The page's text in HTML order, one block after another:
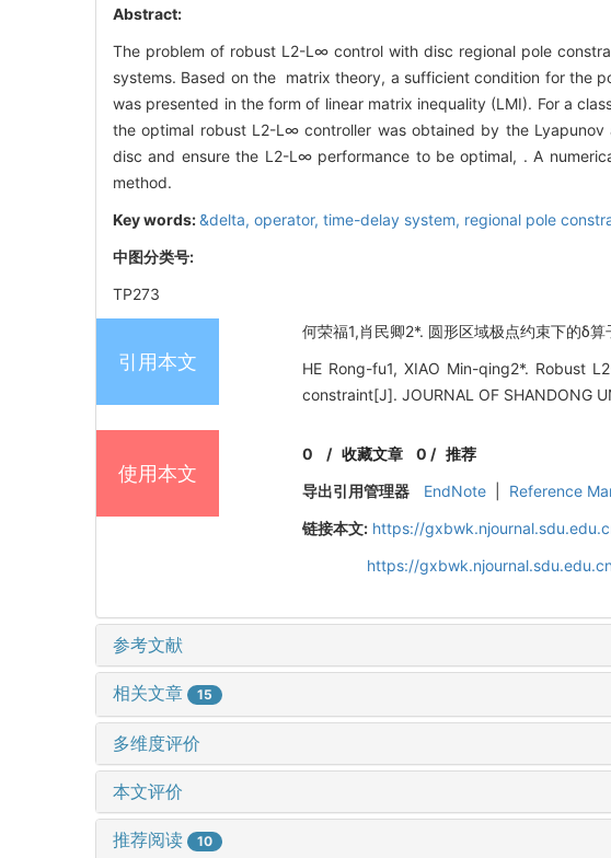
Abstract:
The problem of robust L2-L∞ control with disc regional pole
systems. Based on the matrix theory, a sufficient condition for the
was presented in the form of linear matrix inequality (LMI). For a
the optimal robust L2-L∞ controller was obtained by the
disc and ensure the L2-L∞ performance to be optimal, . A
method.
Key words:&delta, operator, time-delay system, regional pole
中图分类号:
TP273
引用本文
何荣福1,肖民卿2*. 圆形区域极点约束下的δ
HE Rong-fu1, XIAO Min-qing2*.
constraint[J]. JOURNAL OF SHANDONG
使用本文
0 /收藏文章 0 / 推荐
导出引用管理器
EndNote Reference
链接本文: https://
https://
参考文献
相关文章 15
多维度评价
本文评价
推荐阅读 10